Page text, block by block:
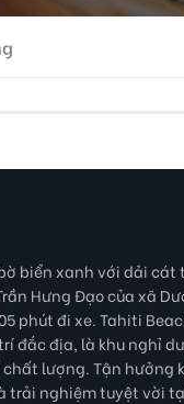
biển xanh với dải cát
Hưng Đạo của xã
phút đi xe. Tahiti
đắc địa, là khu nghỉ
lượng. Tận hưởng
trải nghiệm tuyệt vời